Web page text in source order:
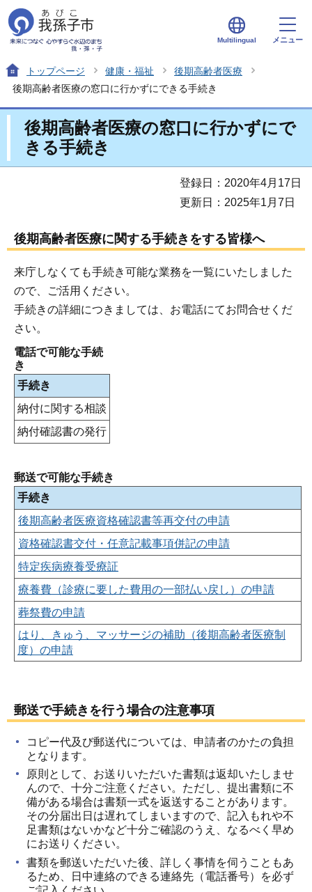
Multilingual メニュー
トップページ 健康・福祉
後期高齢者医療
後期高齢者医療の窓口に行かずにできる手続き
後期高齢者医療の窓口に行かずにで
きる手続き
登録日：2020年4月17日
更新日：2025年1月7日
後期高齢者医療に関する手続きをする皆様へ
来庁しなくても手続き可能な業務を一覧にいたしました
ので、ご活用ください。
手続きの詳細につきましては、お電話にてお問合せくだ
さい。
電話で可能な手続
き
手続き
納付に関する相談
納付確認書の発行
郵送で可能な手続き
手続き
後期高齢者医療資格確認書等再交付の申請
資格確認書交付・任意記載事項併記の申請
特定疾病療養受療証
療養費（診療に要した費用の一部払い戻し）の申請
葬祭費の申請
はり、きゅう、マッサージの補助（後期高齢者医療制
度）の申請
郵送で手続きを行う場合の注意事項
コピー代及び郵送代については、申請者のかたの負担
となります。
原則として、お送りいただいた書類は返却いたしませ
んので、十分ご注意ください。ただし、提出書類に不
備がある場合は書類一式を返送することがあります。
その分届出日は遅れてしまいますので、記入もれや不
足書類はないかなど十分ご確認のうえ、なるべく早め
にお送りください。
書類を郵送いただいた後、詳しく事情を伺うこともあ
るため、日中連絡のできる連絡先（電話番号）を必ず